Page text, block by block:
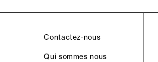
Contactez-nous
Qui sommes nous